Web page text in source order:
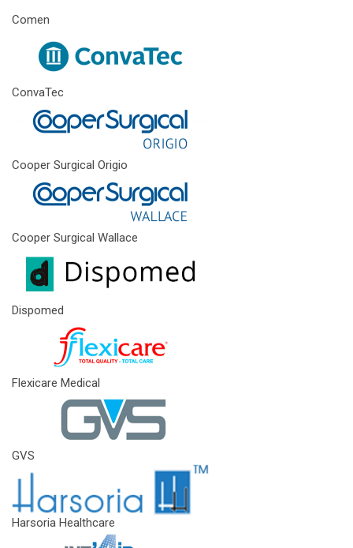
Comen
ConvaTec
Cooper Surgical Origio
Cooper Surgical Wallace
Dispomed
Flexicare Medical
GVS
Harsoria Healthcare